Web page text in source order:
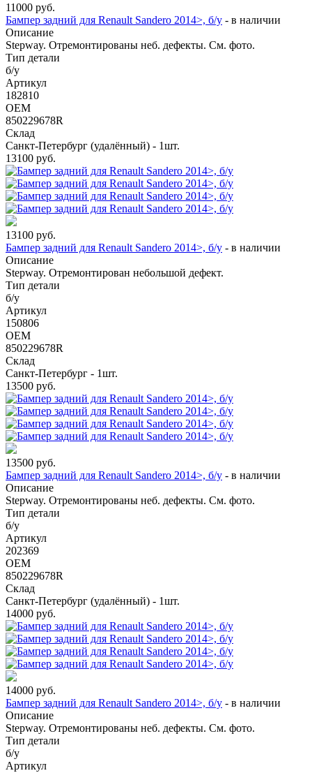
11000 руб.
Бампер задний для Renault Sandero 2014>, б/у - в наличии
Описание
Stepway. Отремонтированы неб. дефекты. См. фото.
Тип детали
б/у
Артикул
182810
OEM
850229678R
Склад
Санкт-Петербург (удалённый) - 1шт.
13100 руб.
13100 руб.
Бампер задний для Renault Sandero 2014>, б/у - в наличии
Описание
Stepway. Отремонтирован небольшой дефект.
Тип детали
б/у
Артикул
150806
OEM
850229678R
Склад
Санкт-Петербург - 1шт.
13500 руб.
13500 руб.
Бампер задний для Renault Sandero 2014>, б/у - в наличии
Описание
Stepway. Отремонтированы неб. дефекты. См. фото.
Тип детали
б/у
Артикул
202369
OEM
850229678R
Склад
Санкт-Петербург (удалённый) - 1шт.
14000 руб.
14000 руб.
Бампер задний для Renault Sandero 2014>, б/у - в наличии
Описание
Stepway. Отремонтированы неб. дефекты. См. фото.
Тип детали
б/у
Артикул